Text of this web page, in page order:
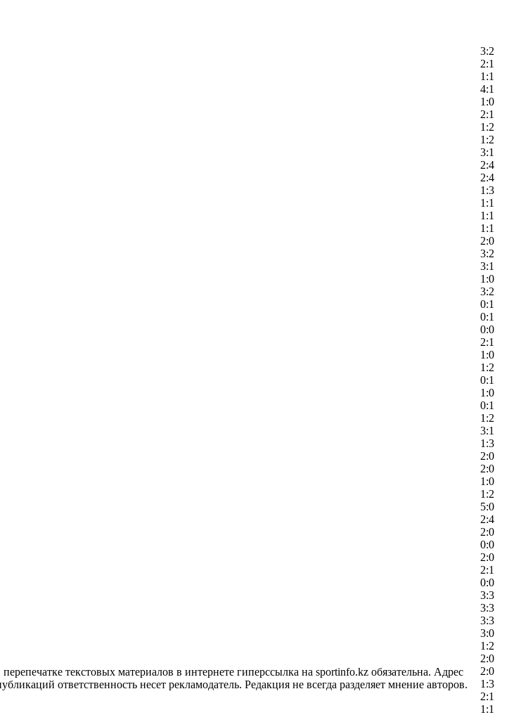
3:2
2:1
1:1
4:1
1:0
2:1
1:2
1:2
3:1
2:4
2:4
1:3
1:1
1:1
1:1
2:0
3:2
3:1
1:0
3:2
0:1
0:1
0:0
2:1
1:0
1:2
0:1
1:0
0:1
1:2
3:1
1:3
2:0
2:0
1:0
1:2
5:0
2:4
2:0
0:0
2:0
2:1
0:0
3:3
3:3
3:3
3:0
1:2
2:0
2:0
1:3
2:1
1:1
текстовых материалов в интернете гиперссылка на sportinfo.kz обязательна. Адрес
ответственность несет рекламодатель. Редакция не всегда разделяет мнение авторов.